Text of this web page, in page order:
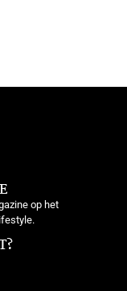
op het